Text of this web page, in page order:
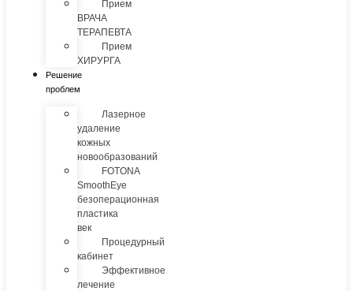
Прием
ВРАЧА
ТЕРАПЕВТА
Прием
ХИРУРГА
Решение
проблем
Лазерное
удаление
кожных
новообразований
FOTONA
SmoothEye
безоперационная
пластика
век
Процедурный
кабинет
Эффективное
лечение